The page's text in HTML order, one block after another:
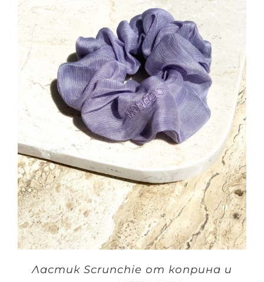
Ластик Scrunchie от коприна и